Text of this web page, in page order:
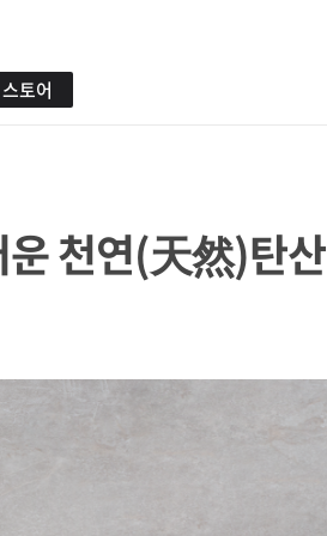
스토어
운 천연(天然)탄산